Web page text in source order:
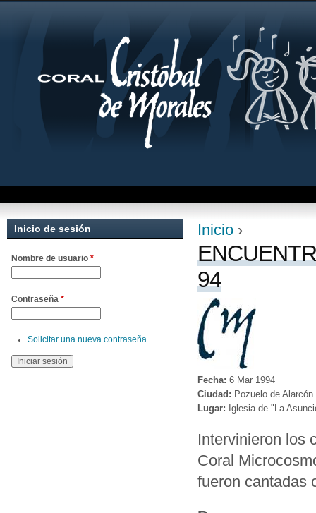
Se encuentra
Inicio ›
94
Fecha: 6 Mar 1994
Ciudad: Pozuelo de Alarcón
Lugar: Iglesia de "La
Intervinieron los
Coral
fueron cantadas
Inicio de sesión
Nombre de usuario *
Contraseña *
Solicitar una nueva contraseña